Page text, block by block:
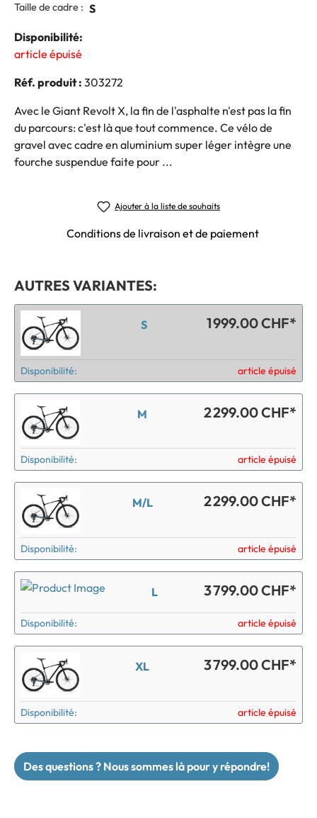
Taille de cadre : S
Disponibilité:
article épuisé
Réf. produit : 303272
Avec le Giant Revolt X, la fin de l'asphalte n'est pas la fin
du parcours: c'est là que tout commence. Ce vélo de
gravel avec cadre en aluminium super léger intègre une
fourche suspendue faite pour ...
Ajouter à la liste de souhaits
Conditions de livraison et de paiement
AUTRES VARIANTES:
S 1 999.00 CHF*
Disponibilité: article épuisé
M 2 299.00 CHF*
Disponibilité: article épuisé
M/L 2 299.00 CHF*
Disponibilité: article épuisé
L 3 799.00 CHF*
Disponibilité: article épuisé
XL 3 799.00 CHF*
Disponibilité: article épuisé
Des questions ? Nous sommes là pour y répondre!